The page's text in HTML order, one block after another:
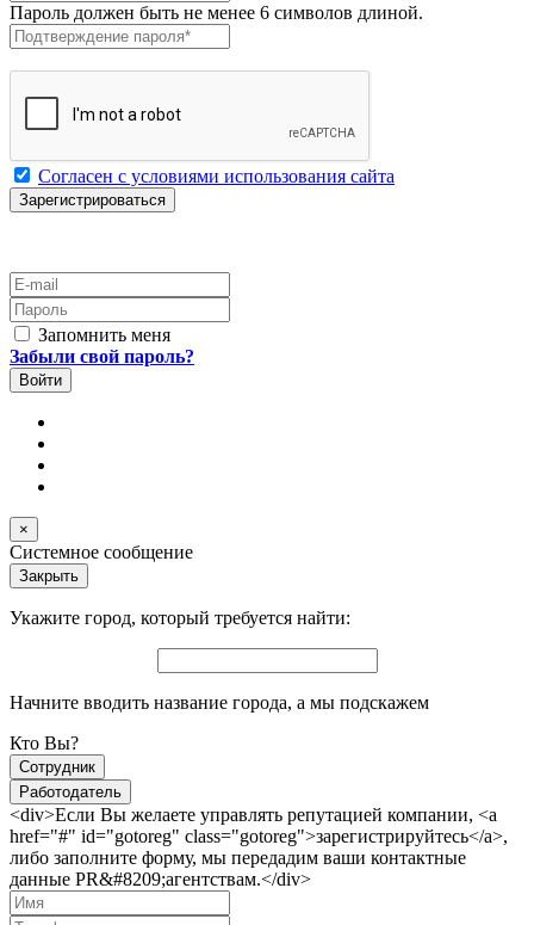
Пароль должен быть не менее 6 символов длиной.
Подтверждение пароля
Согласен с условиями использования сайта
E-mail
Пароль
Запомнить меня
Забыли свой пароль?
×
Системное сообщение
Закрыть
Укажите город, который требуется найти:
Начните вводить название города, а мы подскажем
Кто Вы?
Сотрудник
Работодатель
<div>Если Вы желаете управлять репутацией компании, <a
href="#" id="gotoreg" class="gotoreg">зарегистрируйтесь</a>,
либо заполните форму, мы передадим ваши контактные
данные PR&#8209;агентствам.</div>